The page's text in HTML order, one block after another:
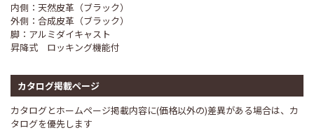
内側：天然皮革（ブラック）
外側：合成皮革（ブラック）
脚：アルミダイキャスト
昇降式 ロッキング機能付
カタログ掲載ページ
カタログとホームページ掲載内容に(価格以外の)差異がある場合は、カ
タログを優先します